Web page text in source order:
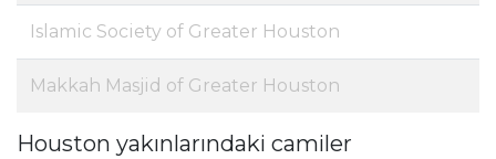
Islamic Society of Greater Houston
Makkah Masjid of Greater Houston
Houston yakınlarındaki camiler